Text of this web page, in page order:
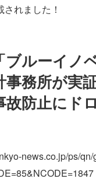
資料ダ
れました！
ブルーイノ
事務所が実
故防止にド
news.co.jp/ps/